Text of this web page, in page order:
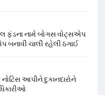
ફંડના નામે બોગસ વોટ્સએપ
ચાલી રહેલી ઠગાઈ
આપીને દુકાનદારોને